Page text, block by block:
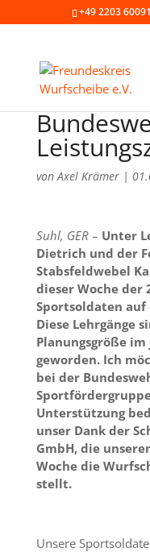
+49 2203
vonAxel Krämer|
Suhl, GER – Unter
Dietrich und der
Stabsfeldwebel
dieser Woche der
Sportsoldaten
Diese Lehrgänge
Planungsgröße
geworden. Ich
bei der
Unterstützung
unser Dank der
GmbH, die
Woche die
stellt.
Unsere